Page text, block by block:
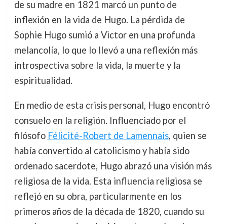
de su madre en 1821 marcó un punto de
inflexión en la vida de Hugo. La pérdida de
Sophie Hugo sumió a Victor en una profunda
melancolía, lo que lo llevó a una reflexión más
introspectiva sobre la vida, la muerte y la
espiritualidad.
En medio de esta crisis personal, Hugo encontró
consuelo en la religión. Influenciado por el
filósofo Félicité-Robert de Lamennais, quien se
había convertido al catolicismo y había sido
ordenado sacerdote, Hugo abrazó una visión más
religiosa de la vida. Esta influencia religiosa se
reflejó en su obra, particularmente en los
primeros años de la década de 1820, cuando su